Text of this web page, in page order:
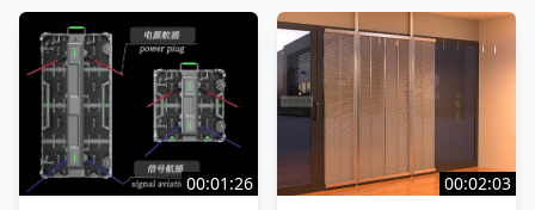
00:01:26
00:02:03